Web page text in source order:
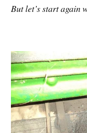
But let’s start again